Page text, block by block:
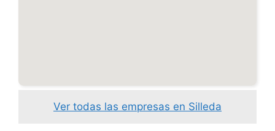
Ver todas las empresas en Silleda